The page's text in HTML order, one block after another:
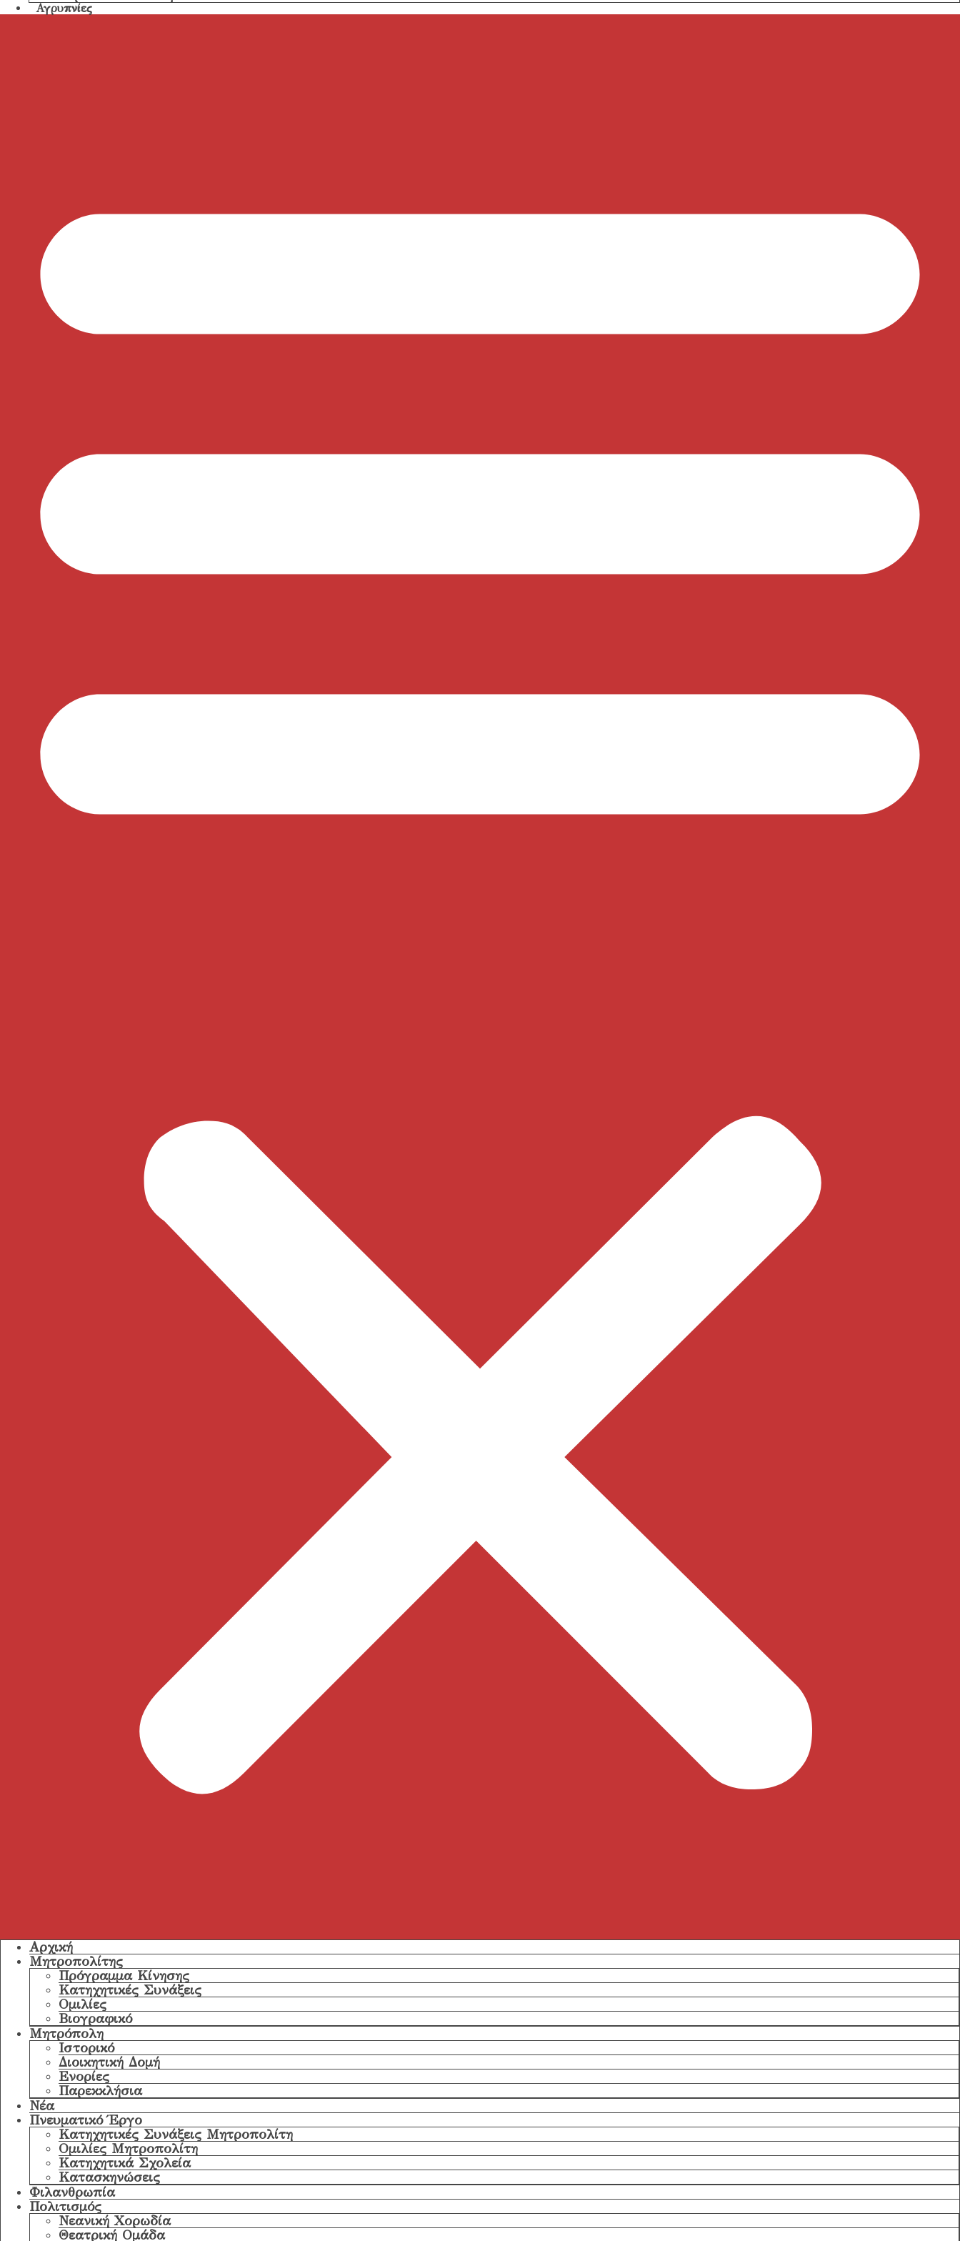
Αγρυπνίες
Αρχική
Μητροπολίτης
Πρόγραμμα Κίνησης
Κατηχητικές Συνάξεις
Ομιλίες
Βιογραφικό
Μητρόπολη
Ιστορικό
Διοικητική Δομή
Ενορίες
Παρεκκλήσια
Νέα
Πνευματικό Έργο
Κατηχητικές Συνάξεις Μητροπολίτη
Ομιλίες Μητροπολίτη
Κατηχητικά Σχολεία
Κατασκηνώσεις
Φιλανθρωπία
Πολιτισμός
Νεανική Χορωδία
Θεατρική Ομάδα